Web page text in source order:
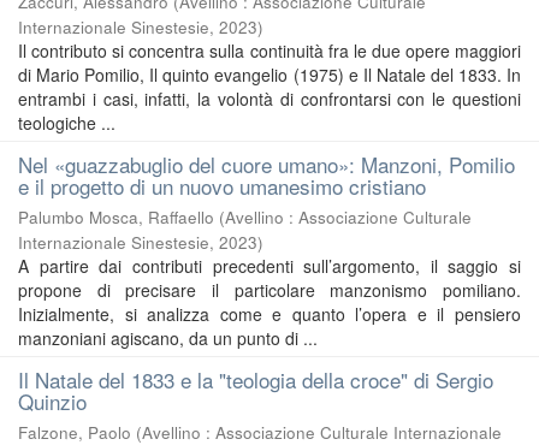
Internazionale Sinestesie, 2023)
Il contributo si concentra sulla continuità fra le due opere maggiori
di Mario Pomilio, Il quinto evangelio (1975) e Il Natale del 1833. In
entrambi i casi, infatti, la volontà di confrontarsi con le questioni
teologiche ...
Nel «guazzabuglio del cuore umano»: Manzoni, Pomilio
e il progetto di un nuovo umanesimo cristiano
Palumbo Mosca, Raffaello (Avellino : Associazione Culturale
Internazionale Sinestesie, 2023)
A partire dai contributi precedenti sull’argomento, il saggio si
propone di precisare il particolare manzonismo pomiliano.
Inizialmente, si analizza come e quanto l’opera e il pensiero
manzoniani agiscano, da un punto di ...
Il Natale del 1833 e la "teologia della croce" di Sergio
Quinzio
Falzone, Paolo (Avellino : Associazione Culturale Internazionale